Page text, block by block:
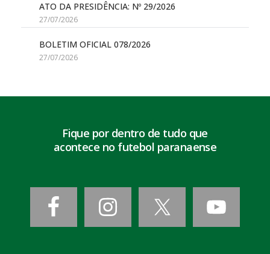
ATO DA PRESIDÊNCIA: Nº 29/2026
27/07/2026
BOLETIM OFICIAL 078/2026
27/07/2026
Fique por dentro de tudo que
acontece no futebol paranaense